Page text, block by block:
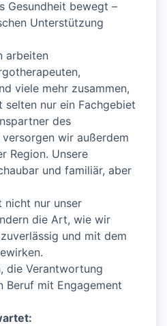
Gesundheit bewegt –
Unterstützung
arbeiten
viele mehr zusammen,
selten nur ein Fachgebiet
des
wir außerdem
Region. Unsere
und familiär, aber
nicht nur unser
die Art, wie wir
und mit dem
die Verantwortung
Beruf mit Engagement